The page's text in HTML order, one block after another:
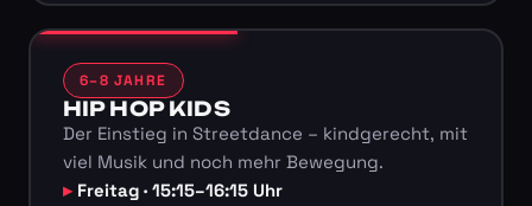
6–8 JAHRE
HIP HOP KIDS
Der Einstieg in Streetdance – kindgerecht, mit
viel Musik und noch mehr Bewegung.
Freitag · 15:15–16:15 Uhr